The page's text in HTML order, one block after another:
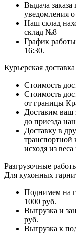
Выдача
уведомления
Наш склад
склад №8
График
16:30.
Курьерская доставка
Стоимость
Стоимость
от границы
Доставим ваш
до приезда
Доставку в
транспортной
исходя из
Разгрузочные
Для кухонных
Поднимем на
1000 руб.
Выгрузка и
руб.
Выгрузка к